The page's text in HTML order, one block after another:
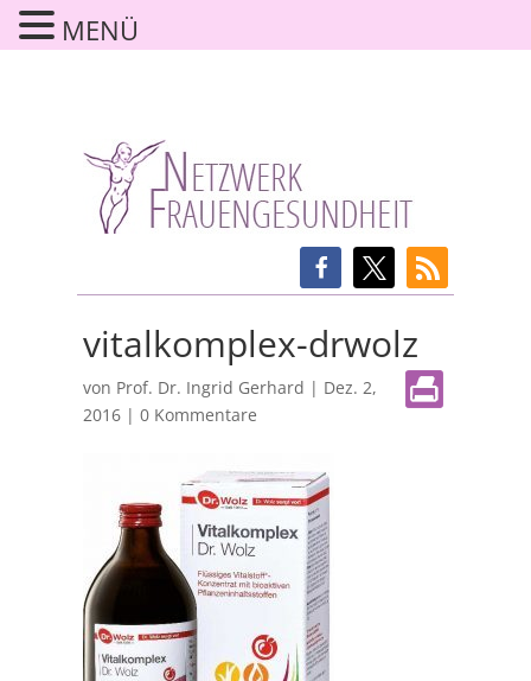
vitalkomplex-drwolz
von Prof. Dr. Ingrid Gerhard | Dez. 2,
2016| 0 Kommentare
MENÜ